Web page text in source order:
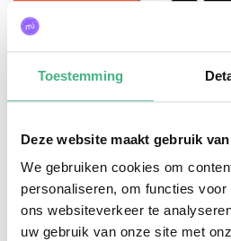
Toestemming
Deze website maakt gebruik
We gebruiken cookies om
personaliseren, om functies
ons websiteverkeer te
uw gebruik van onze site met
Assertiviteitskompas
Leer helder zeggen wat je
hebt.
Bekijk